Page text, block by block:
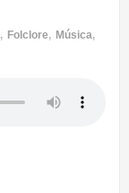
, Folclore, Música,